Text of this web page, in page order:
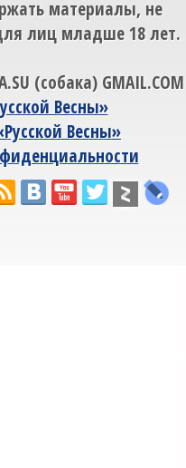
материалы, не
лиц младше 18 лет.
(собака) GMAIL.COM
Весны»
Весны»